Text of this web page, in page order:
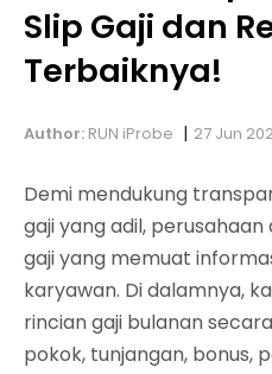
Slip Gaji dan
Terbaiknya!
Author: RUN iProbe | 27 Jun
Demi mendukung
gaji yang adil,
gaji yang memuat
karyawan. Di dalamnya,
rincian gaji bulanan
pokok, tunjangan, bonus,